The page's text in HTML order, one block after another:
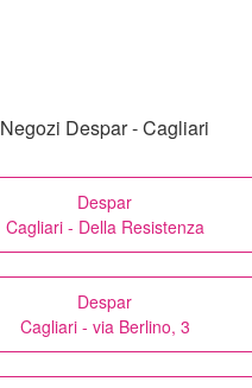
Negozi Despar - Cagliari
Despar
Cagliari - Della Resistenza
Despar
Cagliari - via Berlino, 3